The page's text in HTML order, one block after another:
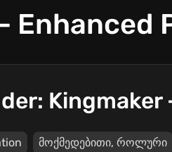
Enhanced
Kingmaker
მოქმედებითი, როლური